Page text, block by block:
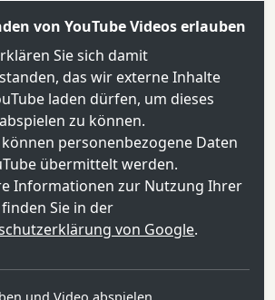
von YouTube Videos erlauben
Sie sich damit
das wir externe Inhalte
laden dürfen, um dieses
zu können.
personenbezogene Daten
übermittelt werden.
Informationen zur Nutzung Ihrer
Sie in der
von Google.